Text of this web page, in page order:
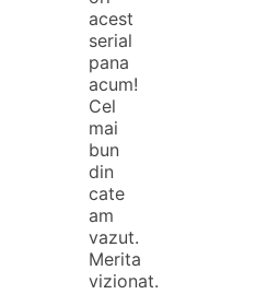
acest
serial
pana
acum!
Cel
mai
bun
din
cate
am
vazut.
Merita
vizionat.